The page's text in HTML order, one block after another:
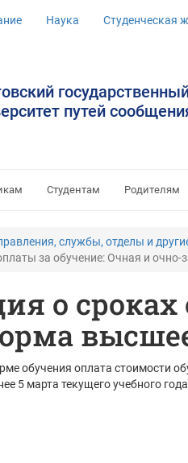
Наука Студенческая
путей
Студентам Родителям
службы, отделы и
за обучение: Очная и
о сроках
обучения оплата стоимости
5 марта текущего учебного